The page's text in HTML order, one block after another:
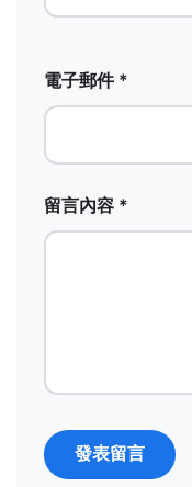
電子郵件 *
留言內容 *
發表留言